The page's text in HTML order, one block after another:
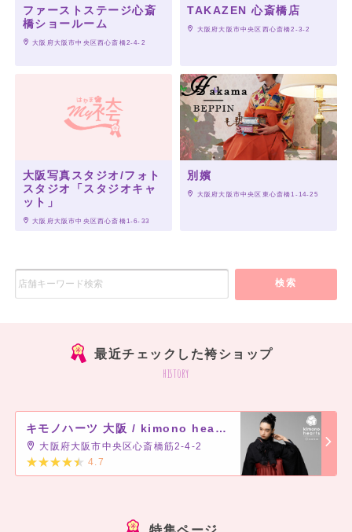
ファーストステージ心斎
橋ショールーム
大阪府大阪市中央区西心斎橋2-4-2
TAKAZEN 心斎橋店
大阪府大阪市中央区西心斎橋2-3-2
大阪写真スタジオ/フォト
スタジオ「スタジオキャ
ット」
大阪府大阪市中央区西心斎橋1-6-33
別嬪
大阪府大阪市中央区東心斎橋1-14-25
検索
最近チェックした袴ショップ
history
キモノハーツ 大阪 / kimono hearts Osaka
大阪府大阪市中央区心斎橋筋2-4-2
4.7